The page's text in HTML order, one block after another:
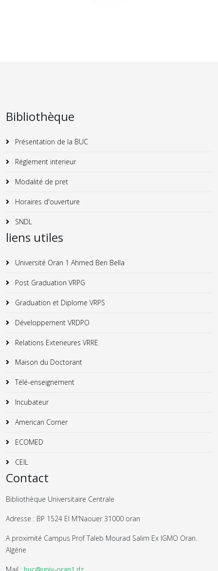
Bibliothèque
Présentation de la BUC
Réglement interieur
Modalité de pret
Horaires d'ouverture
SNDL
liens utiles
Université Oran 1 Ahmed Ben Bella
Post Graduation VRPG
Graduation et Diplome VRPS
Développement VRDPO
Relations Exterieures VRRE
Maison du Doctorant
Télé-enseignement
Incubateur
American Corner
ECOMED
CEIL
Contact
Bibliothèque Universitaire Centrale
Adresse : BP 1524 El M'Naouer 31000 oran
A proximité Campus Prof Taleb Mourad Salim Ex IGMO Oran.
Algérie